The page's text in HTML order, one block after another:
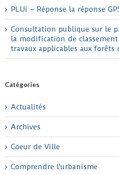
PLUi – Réponse la réponse
Consultation publique sur le
la modification de
travaux applicables aux forêts
Catégories
Actualités
Archives
Coeur de Ville
Comprendre l'urbanisme